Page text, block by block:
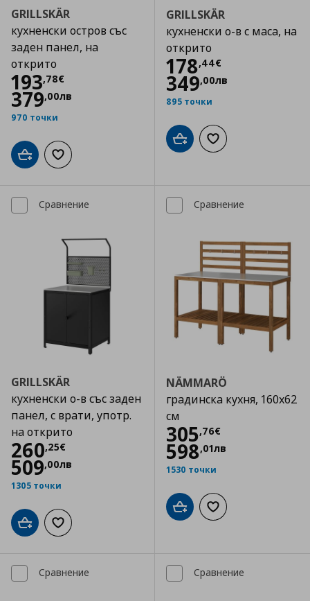
GRILLSKÄR
кухненски остров със
заден панел, на
открито
193,78€
Цена
379,00лв
970 точки
Добави в кошницата
Добави към списъка с любими
GRILLSKÄR
кухненски о-в с маса, на
открито
178,44€
Цена
349,00лв
895 точки
Добави в кошницата
Добави към
Сравнение
GRILLSKÄR
кухненски о-в със заден
панел, с врати, употр.
на открито
260,25€
Цена
509,00лв
1305 точки
Добави в кошницата
Добави към списъка с любими
Сравнение
NÄMMARÖ
градинска кухня, 160x62
см
305,76€
Цена
598,01лв
1530 точки
Добави в кошницата
Добави към
Сравнение Сравнение